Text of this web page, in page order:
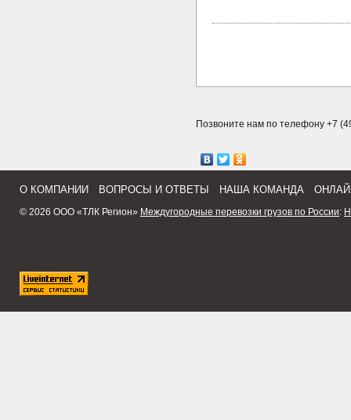
Позвоните нам по телефону +7
О КОМПАНИИ ВОПРОСЫ И ОТВЕТЫ НАША КОМАНДА
© 2026 ООО «ТЛК Регион» Междугородные перевозки грузов по России: